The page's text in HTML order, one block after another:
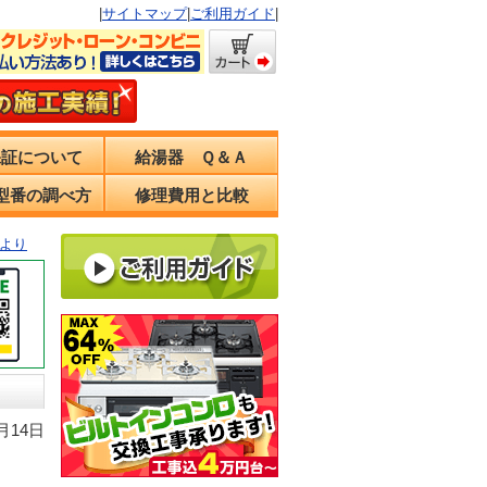
サイトマップ| ご利用ガイド
について 給湯器 Ｑ＆Ａ
番の調べ方 修理費用と比較
り
14日